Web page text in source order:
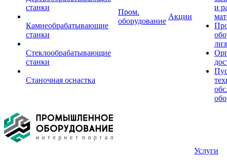
станки
Камнеобрабатывающие
станки
Стеклообрабатывающие
станки
Станочная оснастка
Пром.
оборудование
Акции
и
Услуги